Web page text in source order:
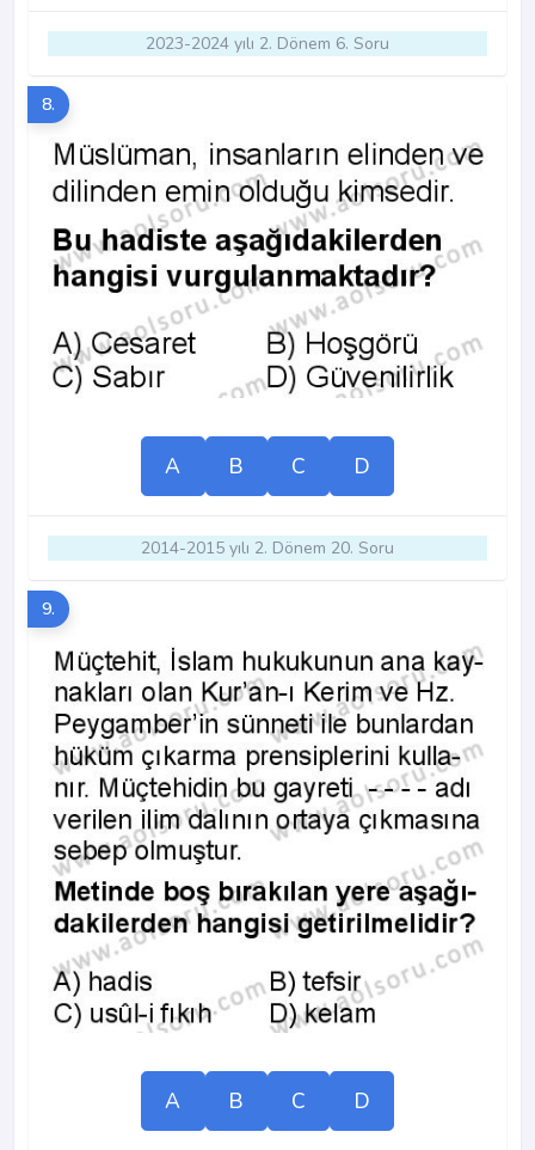
2023-2024 yılı 2. Dönem 6. Soru
8.
A B C D
2014-2015 yılı 2. Dönem 20. Soru
9.
A B C D